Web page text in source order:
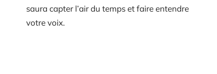
saura capter l’air du temps et faire entendre
votre voix.